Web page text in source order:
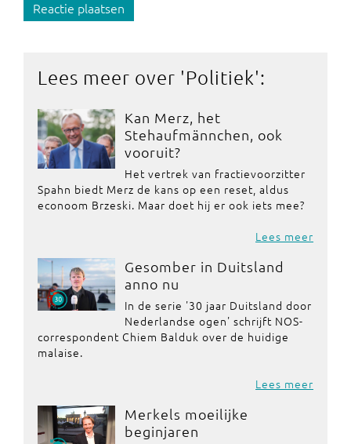
Reactie plaatsen
Lees meer over 'Politiek':
Kan Merz, het
Stehaufmännchen, ook
vooruit?
Het vertrek van fractievoorzitter
Spahn biedt Merz de kans op een reset, aldus
econoom Brzeski. Maar doet hij er ook iets mee?
Lees meer
Gesomber in Duitsland
anno nu
In de serie '30 jaar Duitsland door
Nederlandse ogen' schrijft NOS-
correspondent Chiem Balduk over de huidige
malaise.
Lees meer
Merkels moeilijke
beginjaren